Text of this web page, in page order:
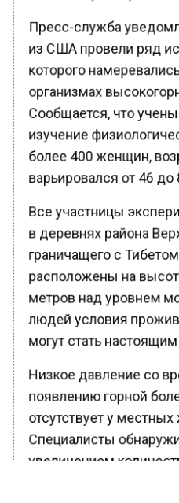
Пресс-служба
из США провели ряд
которого
организмах
Сообщается, что
изучение
более 400 женщин,
варьировался от 46 до
Все участницы
в деревнях района
граничащего с
расположены на
метров над уровнем
людей условия
могут стать
Низкое давление со
появлению горной
отсутствует у
Специалисты
увеличением